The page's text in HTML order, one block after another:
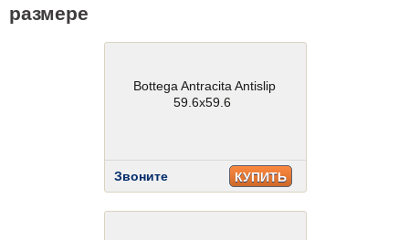
размере
Bottega Antracita Antislip
59.6x59.6
Звоните КУПИТЬ